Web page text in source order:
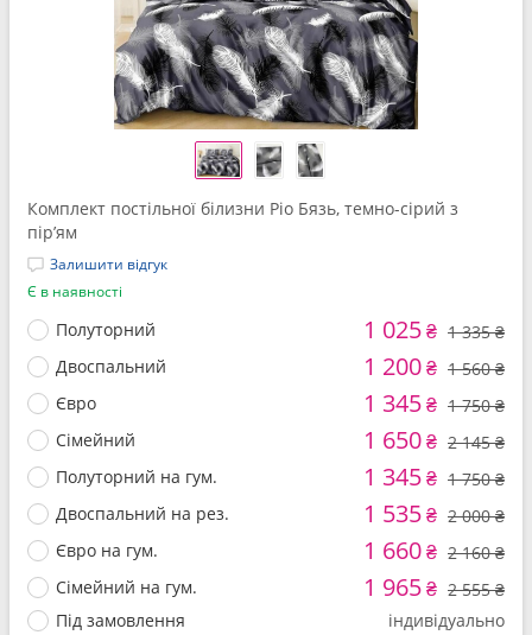
Комплект постільної білизни Ріо ​​Бязь, темно-сірий з
пір’ям
Залишити відгук
Є в наявності
Полуторний 1 025₴ 1 335 ₴
Двоспальний
1 200₴ 1 560 ₴
Євро
1 345₴ 1 750 ₴
Сімейний
1 650₴ 2 145 ₴
Полуторний на гум.
1 345₴ 1 750 ₴
Двоспальний на рез.
1 535₴ 2 000 ₴
Євро на гум.
1 660₴ 2 160 ₴
Сімейний на гум.
1 965₴ 2 555 ₴
Під замовлення
індивідуально